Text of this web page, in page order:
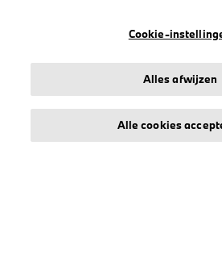
Cookie-
Alles afwijzen
Alle cookies